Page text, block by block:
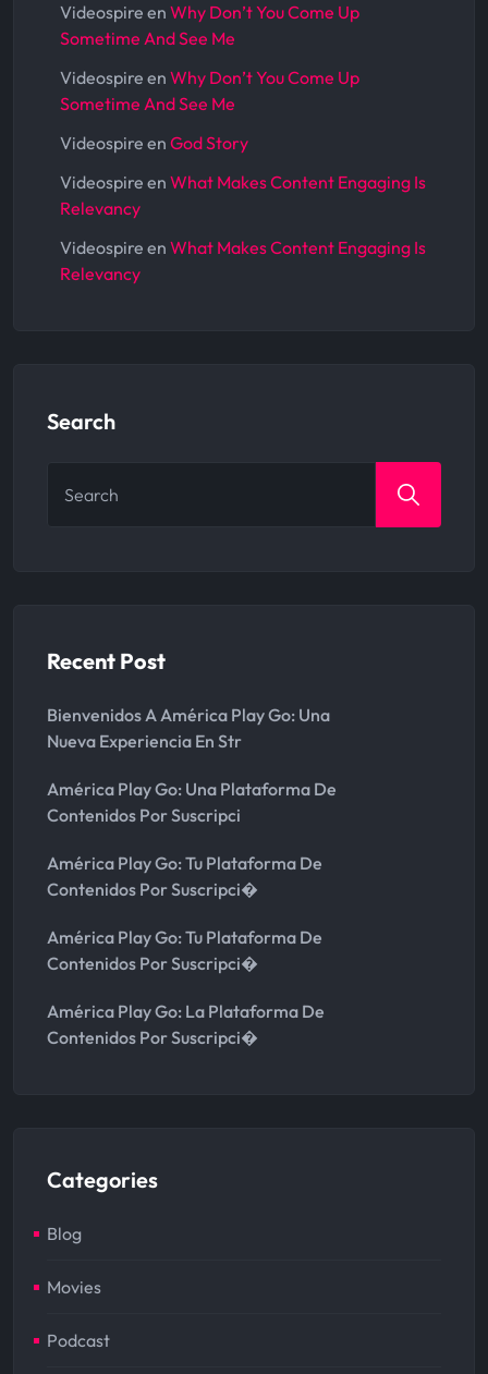
Videospire en Why Don’t You Come Up
Sometime And See Me
Videospire en Why Don’t You Come Up
Sometime And See Me
Videospire en God Story
Videospire en What Makes Content Engaging Is
Relevancy
Videospire en What Makes Content Engaging Is
Relevancy
Search
for:
Recent Post
Bienvenidos A América Play Go: Una
Nueva Experiencia En Str
América Play Go: Una Plataforma De
Contenidos Por Suscripci
América Play Go: Tu Plataforma De
Contenidos Por Suscripci�
América Play Go: Tu Plataforma De
Contenidos Por Suscripci�
América Play Go: La Plataforma De
Contenidos Por Suscripci�
Categories
Blog
Movies
Podcast